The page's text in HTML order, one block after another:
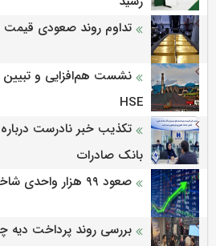
تداوم روند صعودی قیمت
نشست هم‌افزایی و تبیین
HSE
تکذیب خبر نادرست
بانک صادرات
صعود ۹۹ هزار واحدی شاخص بورس
بررسی روند پرداخت دیه